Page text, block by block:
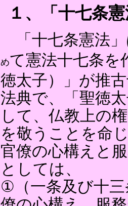
１、「十七条
「十七条憲法」
めて憲法十七条を
徳太子）」が推
法典で、「聖徳
して、仏教上の
を敬うことを命
官僚の心構えと
としては、
①（一条及び十